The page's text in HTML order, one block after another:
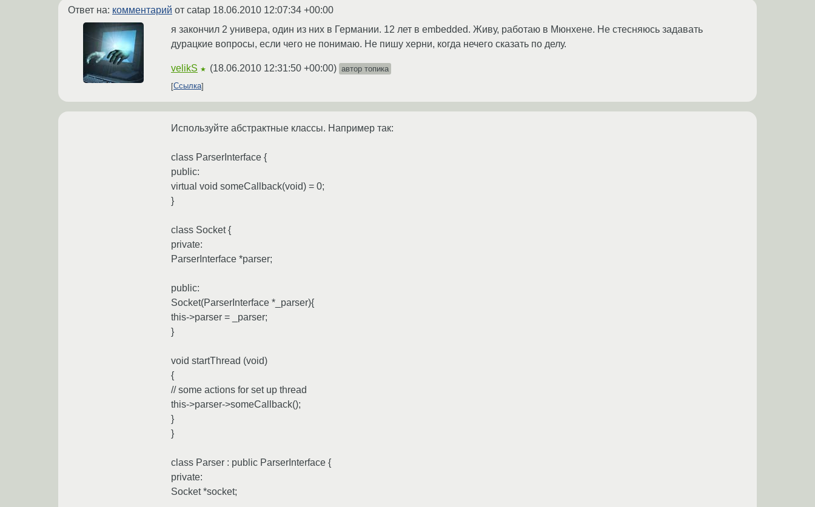
Ответ на: комментарий от catap 18.06.2010 12:07:34 +00:00
я закончил 2 универа, один из них в Германии. 12 лет в embedded. Живу, работаю в Мюнхене. Не стесняюсь задавать
дурацкие вопросы, если чего не понимаю. Не пишу херни, когда нечего сказать по делу.
velikS ★ (18.06.2010 12:31:50 +00:00) автор топика
Ссылка
Используйте абстрактные классы. Например так:
class ParserInterface {
public:
virtual void someCallback(void) = 0;
}
class Socket {
private:
ParserInterface *parser;
public:
Socket(ParserInterface *_parser){
this->parser = _parser;
}
void startThread (void)
{
// some actions for set up thread
this->parser->someCallback();
}
}
class Parser : public ParserInterface {
private:
Socket *socket;